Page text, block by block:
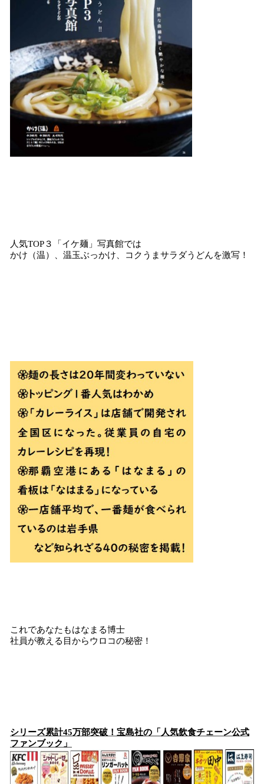
人気TOP３「イケ麺」写真館では
かけ（温）、温玉ぶっかけ、コクうまサラダうどんを激写！
これであなたもはなまる博士
社員が教える目からウロコの秘密！
シリーズ累計45万部突破！宝島社の「人気飲食チェーン公式
ファンブック」